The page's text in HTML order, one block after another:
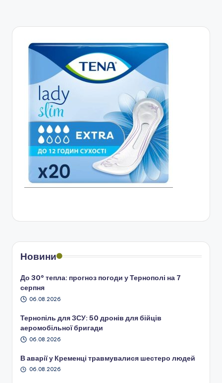
Новини
До 30° тепла: прогноз погоди у Тернополі на 7
серпня
06.08.2026
Тернопіль для ЗСУ: 50 дронів для бійців
аеромобільної бригади
06.08.2026
В аварії у Кременці травмувалися шестеро людей
06.08.2026